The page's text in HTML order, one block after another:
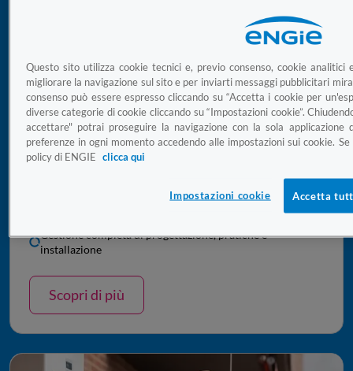
Il fotovoltaico senza pensieri
Con Enpal accedi a soluzioni energetiche integrate per
produrre, gestire e utilizzare l'energia in modo più
sostenibile e conveniente.
Impianti fotovoltaici e pompe di calore chiavi in mano
Gestione completa di progettazione, pratiche e
installazione
Scopri di più
Questo sito utilizza cookie tecnici e, previo consenso, cookie
migliorare la navigazione sul sito e per inviarti messaggi pubblicitari
consenso può essere espresso cliccando su “Accetta i cookie per
diverse categorie di cookie cliccando su “Impostazioni cookie”.
accettare" potrai proseguire la navigazione con la sola
preferenze in ogni momento accedendo alle impostazioni sui cookie.
policy di ENGIE clicca qui
Impostazioni cookie Accetta